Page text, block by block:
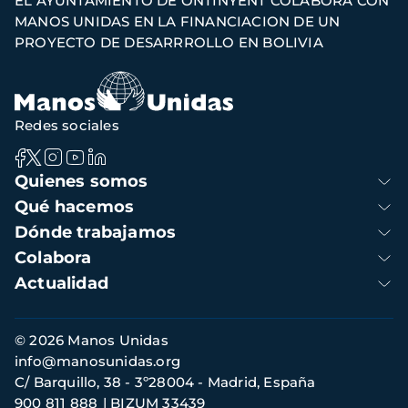
de
navegación
MANOS UNIDAS EN LA FINANCIACION DE UN
PROYECTO DE DESARRROLLO EN BOLIVIA
Navegación
principal
Quienes somos
Qué hacemos
Dónde trabajamos
Colabora
Actualidad
Redes sociales
Información
de
contacto
© 2026 Manos Unidas
C/ Barquillo, 38 - 3º28004 - Madrid, España
900 811 888
BIZUM 33439
info@manosunidas.org